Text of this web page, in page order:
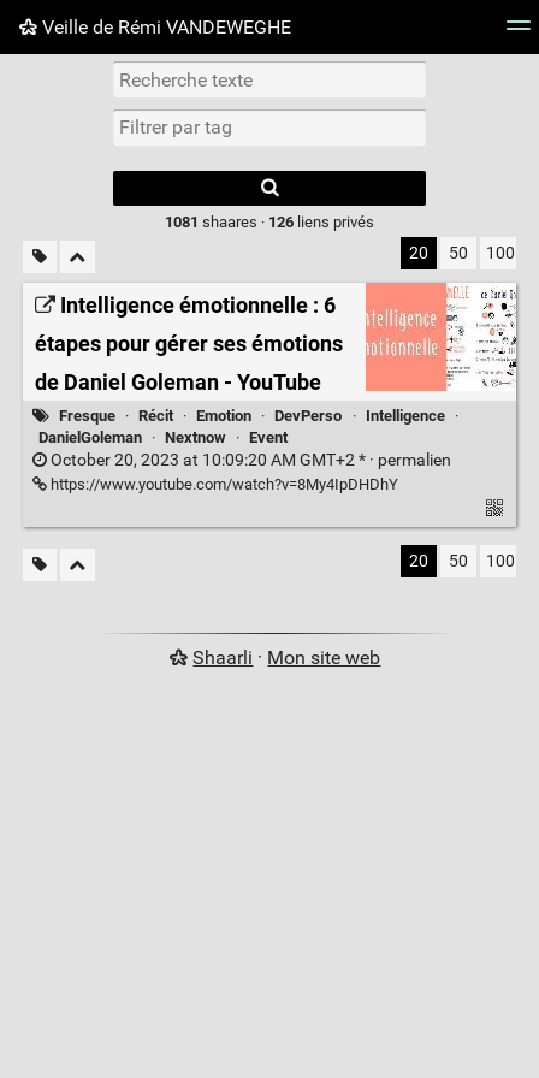
Veille de Rémi VANDEWEGHE
Nuage de tags Mur d'images
results.
1081 shaares · 126liens privés
20 50 100
Intelligence émotionnelle : 6
étapes pour gérer ses émotions
de Daniel Goleman - YouTube
Fresque · Récit · Emotion · DevPerso · Intelligence
·
DanielGoleman
· Nextnow · Event
October 20, 2023 at 10:09:20 AM GMT+2 * · permalien
https://www.youtube.com/watch?v=8My4IpDHDhY
20 50 100
Shaarli · Mon site web